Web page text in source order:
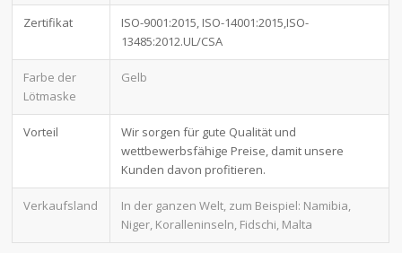
Zertifikat
ISO-9001:2015, ISO-14001:2015,ISO-
13485:2012.UL/CSA
Farbe der
Lötmaske
Gelb
Vorteil
Wir sorgen für gute Qualität und
wettbewerbsfähige Preise, damit unsere
Kunden davon profitieren.
Verkaufsland
In der ganzen Welt, zum Beispiel: Namibia,
Niger, Koralleninseln, Fidschi, Malta